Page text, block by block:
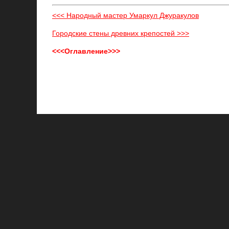
<<< Народный мастер Умаркул Джуракулов
Городские стены древних крепостей >>>
<<<Оглавление>>>